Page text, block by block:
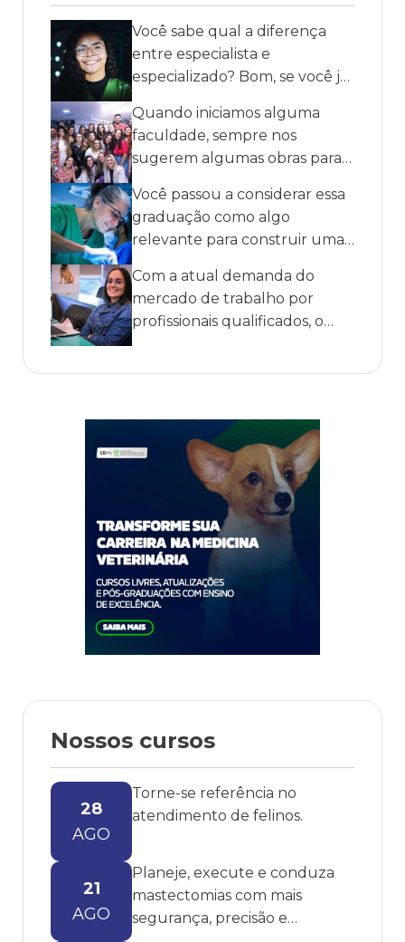
Você sabe qual a diferença
entre especialista e
especializado? Bom, se você já
prestes a se formar, deve estar
sonhando com a carreira e
deseja
Quando iniciamos alguma
faculdade, sempre nos
sugerem algumas obras para
Mas, você já se perguntou
quais são os livros de
veterinária para iniciantes que
são mais
Você passou a considerar essa
graduação como algo
relevante para construir uma
sabe direito quais são as áreas
de atuação do médico
veterinário? Neste artigo,
Com a atual demanda do
mercado de trabalho por
profissionais qualificados, o
Nossos cursos
28
AGO
Torne-se referência no
atendimento de felinos.
21
AGO
Planeje, execute e conduza
mastectomias com mais
segurança, precisão e